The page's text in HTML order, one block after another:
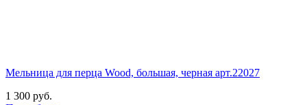
Мельница для перца Wood, большая, черная арт.22027
1 300 руб.